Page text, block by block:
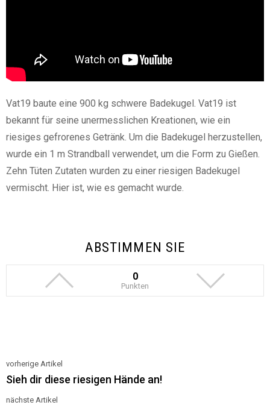
Vat19 baute eine 900 kg schwere Badekugel. Vat19 ist
bekannt für seine unermesslichen Kreationen, wie ein
riesiges gefrorenes Getränk. Um die Badekugel herzustellen,
wurde ein 1 m Strandball verwendet, um die Form zu Gießen.
Zehn Tüten Zutaten wurden zu einer riesigen Badekugel
vermischt. Hier ist, wie es gemacht wurde.
ABSTIMMEN SIE
0
Punkten
See
more
vorherige Artikel
Sieh dir diese riesigen Hände an!
nächste Artikel